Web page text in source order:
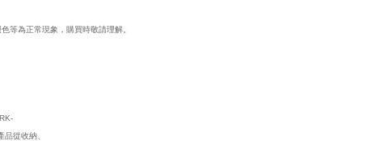
等為正常現象，購買時敬請理解。
從收納、